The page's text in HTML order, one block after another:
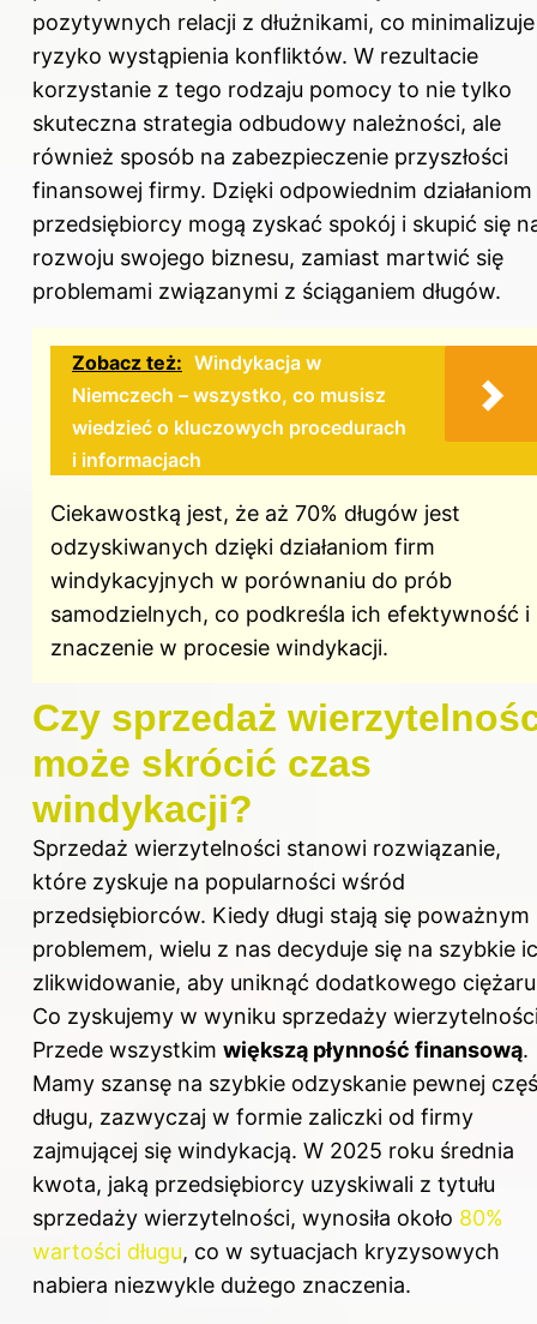
pozytywnych relacji z dłużnikami, co minimalizuje
ryzyko wystąpienia konfliktów. W rezultacie
korzystanie z tego rodzaju pomocy to nie tylko
skuteczna strategia odbudowy należności, ale
również sposób na zabezpieczenie przyszłości
finansowej firmy. Dzięki odpowiednim działaniom
przedsiębiorcy mogą zyskać spokój i skupić się
rozwoju swojego biznesu, zamiast martwić się
problemami związanymi z ściąganiem długów.
Zobacz też: Windykacja w
Niemczech – wszystko, co musisz
wiedzieć o kluczowych procedurach
i informacjach
Ciekawostką jest, że aż 70% długów jest
odzyskiwanych dzięki działaniom firm
windykacyjnych w porównaniu do prób
samodzielnych, co podkreśla ich efektywność i
znaczenie w procesie windykacji.
Czy sprzedaż
może skrócić czas
windykacji?
Sprzedaż wierzytelności stanowi rozwiązanie,
które zyskuje na popularności wśród
przedsiębiorców. Kiedy długi stają się poważnym
problemem, wielu z nas decyduje się na szybkie
zlikwidowanie, aby uniknąć dodatkowego
Co zyskujemy w wyniku sprzedaży
Przede wszystkim większą płynność finansową.
Mamy szansę na szybkie odzyskanie pewnej
długu, zazwyczaj w formie zaliczki od firmy
zajmującej się windykacją. W 2025 roku średnia
kwota, jaką przedsiębiorcy uzyskiwali z tytułu
sprzedaży wierzytelności, wynosiła około 80%
wartości długu, co w sytuacjach kryzysowych
nabiera niezwykle dużego znaczenia.